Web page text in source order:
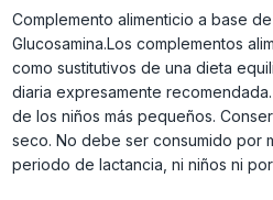
Complemento alimenticio a base
Glucosamina.Los complementos
como sustitutivos de una dieta
diaria expresamente
de los niños más pequeños.
seco. No debe ser consumido por
periodo de lactancia, ni niños ni